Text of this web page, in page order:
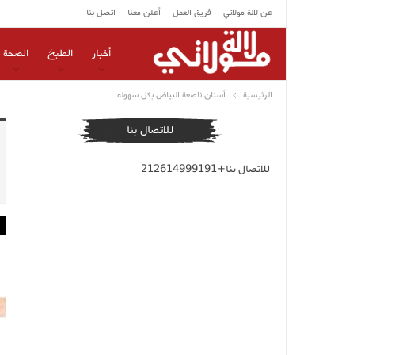
عن لالة مولاتي فريق العمل أعلن معنا اتصل بنا
أخبار الطبخ الصحة
الرئيسية أسنان ناصعة البياض بكل سهوله
للاتصال بنا
للاتصال بنا+212614999191